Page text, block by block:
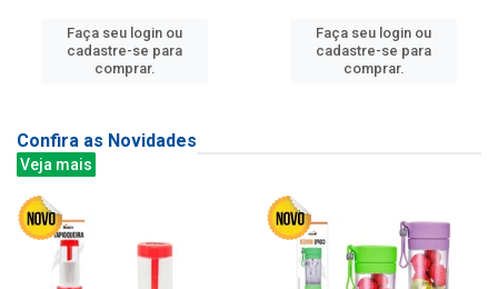
Faça seu login ou
cadastre-se para
comprar.
Faça seu login ou
cadastre-se para
comprar.
Confira as Novidades
Veja mais